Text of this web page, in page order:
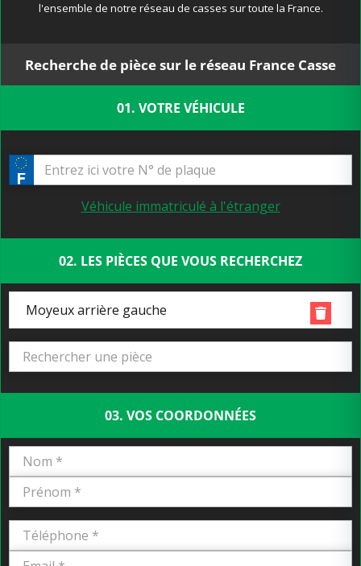
l'ensemble de notre réseau de casses sur toute la France.
Recherche de pièce sur le réseau France Casse
01. VOTRE VÉHICULE
Véhicule immatriculé à l'étranger
02. LES PIÈCES QUE VOUS RECHERCHEZ
Moyeux arrière gauche
03. VOS COORDONNÉES